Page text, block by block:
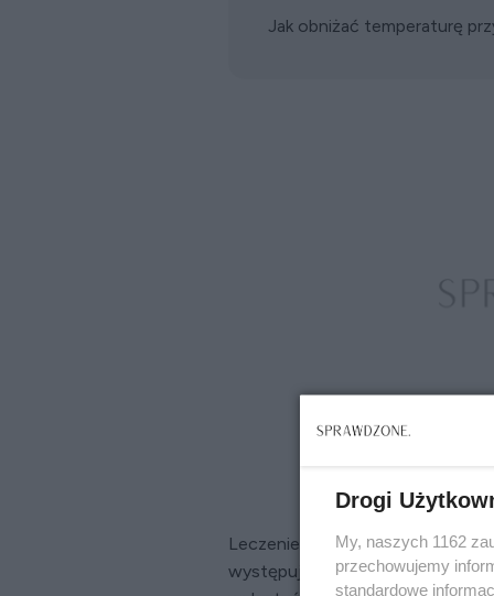
Jak obniżać temperaturę
Leczenie zapalenia tchawicy
występuje rzadko, pomogą
Drogi
My, naszych 1162
przechowujemy
standardowe